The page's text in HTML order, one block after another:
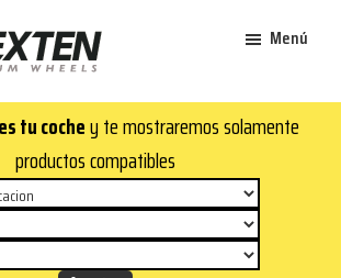
Menú
tu cochey te mostraremos solamente
productos compatibles